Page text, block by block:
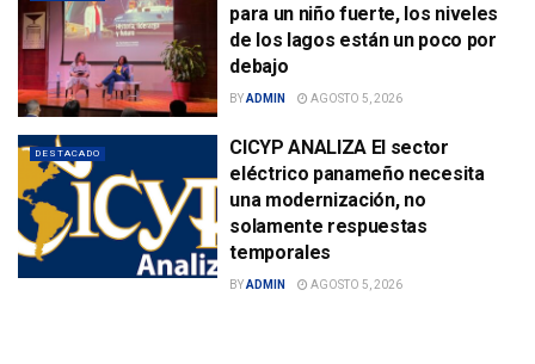
para un niño fuerte, los niveles
de los lagos están un poco por
debajo
BYADMIN AGOSTO 5, 2026
DESTACADO
CICYP ANALIZA El sector
eléctrico panameño necesita
una modernización, no
solamente respuestas
temporales
BYADMIN AGOSTO 5, 2026